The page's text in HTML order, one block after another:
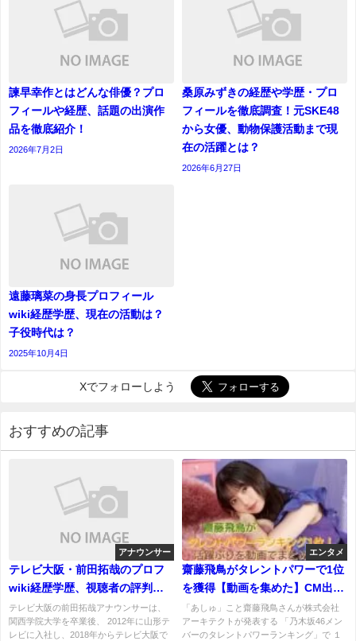
諫早幸作とはどんな俳優？プロ
フィールや経歴、話題の出演作
品を徹底紹介！
2026年7月2日
桑原みずきの経歴や学歴・プロ
フィールを徹底調査！元SKE48
から女優、動物保護活動まで現
在の活躍とは？
2026年6月27日
遠藤璃菜の身長プロフィール
wiki経歴学歴、現在の活動は？
子役時代は？
2025年10月4日
Xでフォローしよう
おすすめの記事
アナウンサー
テレビ大阪・前田拓哉のプロフ
wiki経歴学歴、視聴者の評判
は？佐藤彩加との出会いと馴れ
初めは？
テレビ大阪の前田拓哉アナウンサーは、
関西学院大学を卒業後、 2012年に山形テ
レビに入社し、2018年からテレビ大阪で
エンタメ
齋藤飛鳥がタレントパワーで1位
を獲得【動画を集めた】CM出
演、表題曲のセンターやドラマ
など
「あしゅ」こと齋藤飛鳥さんが株式会社
アーキテクトが発表する 「乃木坂46メン
バーのタレントパワーランキング」で １